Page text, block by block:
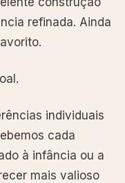
refinada. Ainda
individuais
cada
à infância ou a
mais valioso